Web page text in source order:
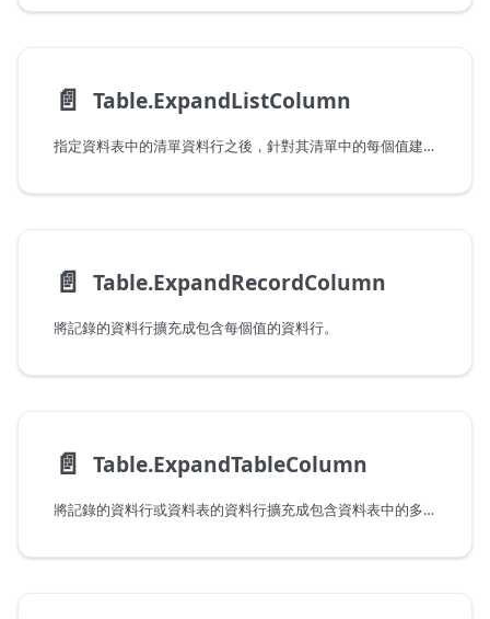
📄️ Table.ExpandListColumn
指定資料表中的清單資料行之後，針對其清單中的每個值建立一個資料列複本。
📄️ Table.ExpandRecordColumn
將記錄的資料行擴充成包含每個值的資料行。
📄️ Table.ExpandTableColumn
將記錄的資料行或資料表的資料行擴充成包含資料表中的多個資料行。